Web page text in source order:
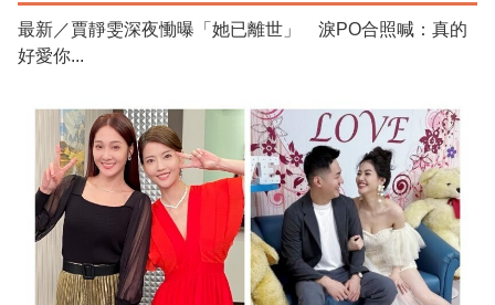
最新／賈靜雯深夜慟曝「她已離世」 淚PO合照喊：真的
好愛你...